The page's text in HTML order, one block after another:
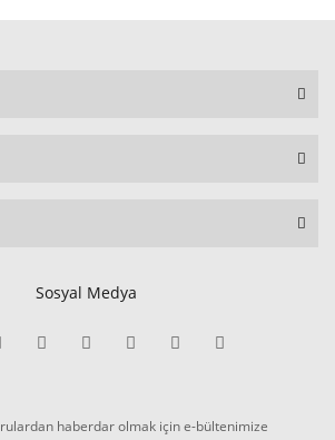
Sosyal Medya
haberdar olmak için e-bültenimize